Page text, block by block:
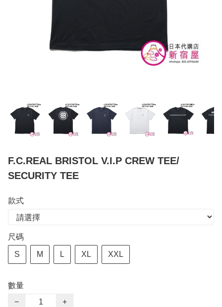
F.C.REAL BRISTOL V.I.P CREW TEE/
SECURITY TEE
款式
尺碼
S M L XL XXL
數量
−
+